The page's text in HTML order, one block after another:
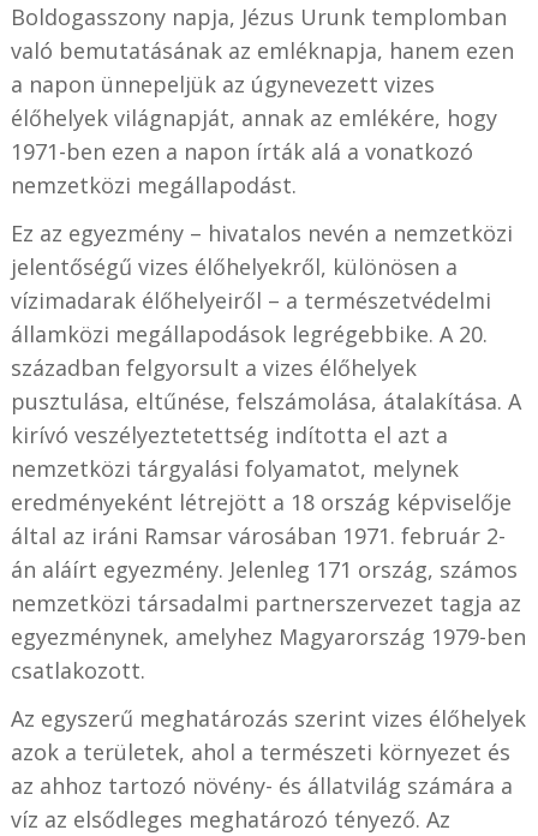
Boldogasszony napja, Jézus Urunk templomban
való bemutatásának az emléknapja, hanem ezen
a napon ünnepeljük az úgynevezett vizes
élőhelyek világnapját, annak az emlékére, hogy
1971-ben ezen a napon írták alá a vonatkozó
nemzetközi megállapodást.
Ez az egyezmény – hivatalos nevén a nemzetközi
jelentőségű vizes élőhelyekről, különösen a
vízimadarak élőhelyeiről – a természetvédelmi
államközi megállapodások legrégebbike. A 20.
században felgyorsult a vizes élőhelyek
pusztulása, eltűnése, felszámolása, átalakítása. A
kirívó veszélyeztetettség indította el azt a
nemzetközi tárgyalási folyamatot, melynek
eredményeként létrejött a 18 ország képviselője
által az iráni Ramsar városában 1971. február 2-
án aláírt egyezmény. Jelenleg 171 ország, számos
nemzetközi társadalmi partnerszervezet tagja az
egyezménynek, amelyhez Magyarország 1979-ben
csatlakozott.
Az egyszerű meghatározás szerint vizes élőhelyek
azok a területek, ahol a természeti környezet és
az ahhoz tartozó növény- és állatvilág számára a
víz az elsődleges meghatározó tényező. Az